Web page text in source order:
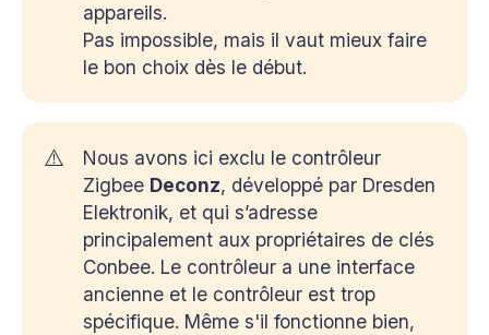
appareils.
Pas impossible, mais il vaut mieux faire
le bon choix dès le début.
⚠️
Nous avons ici exclu le contrôleur
Zigbee Deconz, développé par Dresden
Elektronik, et qui s’adresse
principalement aux propriétaires de clés
Conbee. Le contrôleur a une interface
ancienne et le contrôleur est trop
spécifique. Même s'il fonctionne bien,